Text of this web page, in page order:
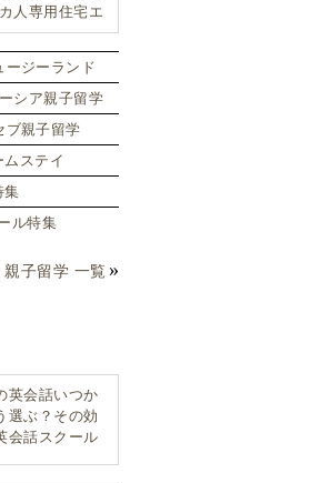
人専用住宅エ
「ホームステ
ージーランド
シア親子留学
ブ親子留学
ステイ
集
ル特集
親子留学 一覧
英会話いつか
選ぶ？その効
会話スクール